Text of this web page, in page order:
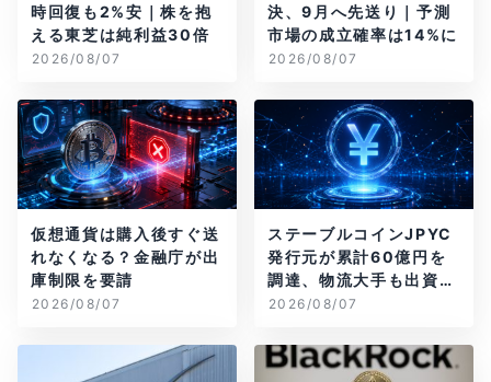
時回復も2%安｜株を抱
える東芝は純利益30倍
2026/08/07
決、9月へ先送り｜予測
市場の成立確率は14%に
2026/08/07
仮想通貨は購入後すぐ送
れなくなる？金融庁が出
庫制限を要請
2026/08/07
ステーブルコインJPYC
発行元が累計60億円を
調達、物流大手も出資参
画
2026/08/07